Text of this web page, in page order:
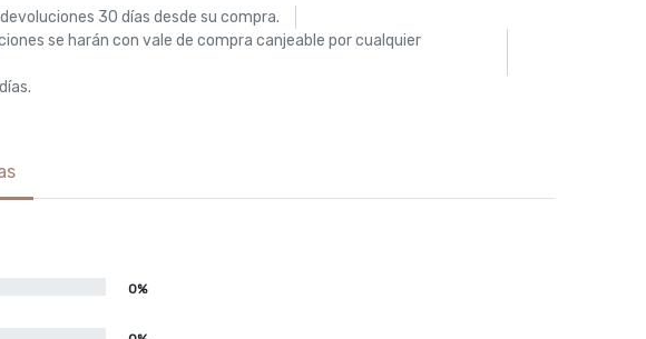
30 días desde su compra.
se harán con vale de compra canjeable por cualquier
0%